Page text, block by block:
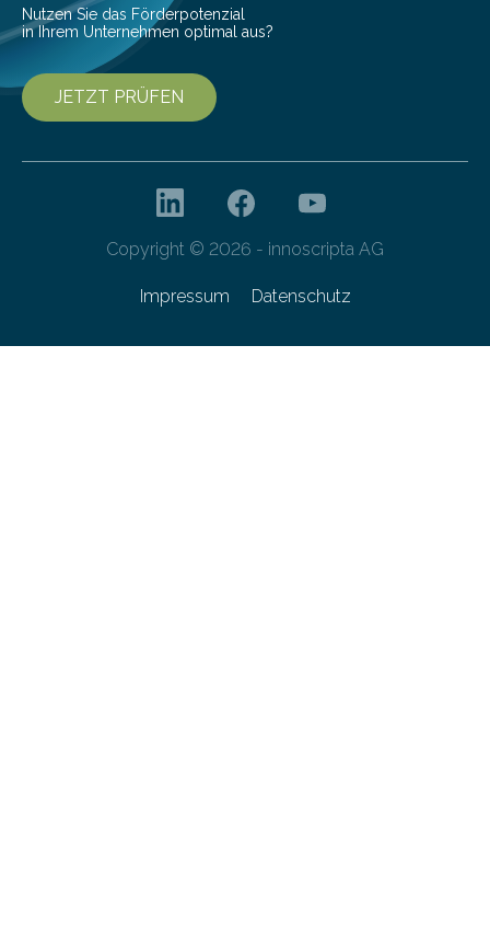
Nutzen Sie das Förderpotenzial
in Ihrem Unternehmen optimal aus?
JETZT PRÜFEN
Copyright © 2026 - innoscripta AG
Impressum Datenschutz